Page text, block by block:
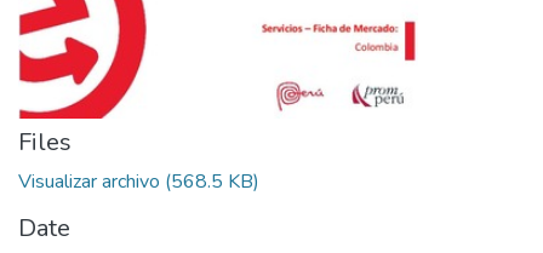
Files
Visualizar archivo (568.5 KB)
Date